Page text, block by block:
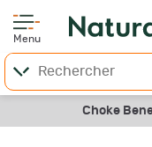
Menu
Choke